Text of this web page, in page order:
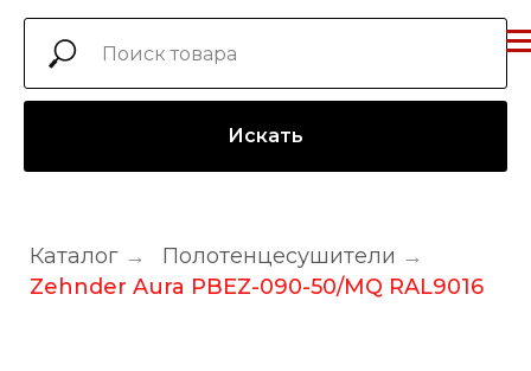
Искать
Каталог → Полотенцесушители →
Zehnder Aura PBEZ-090-50/MQ RAL9016